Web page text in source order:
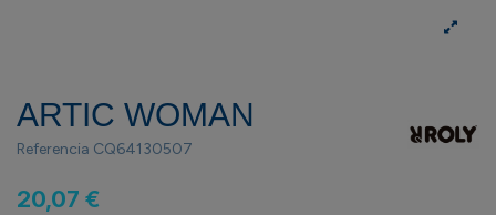
ARTIC WOMAN
Referencia CQ64130507
20,07 €